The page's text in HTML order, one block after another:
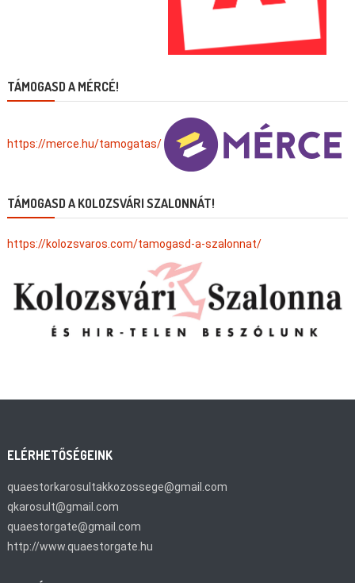
TÁMOGASD A MÉRCÉ!
https://merce.hu/tamogatas/
TÁMOGASD A KOLOZSVÁRI SZALONNÁT!
https://kolozsvaros.com/tamogasd-a-szalonnat/
ELÉRHETŐSÉGEINK
quaestorkarosultakkozossege@gmail.com
qkarosult@gmail.com
quaestorgate@gmail.com
http://www.quaestorgate.hu